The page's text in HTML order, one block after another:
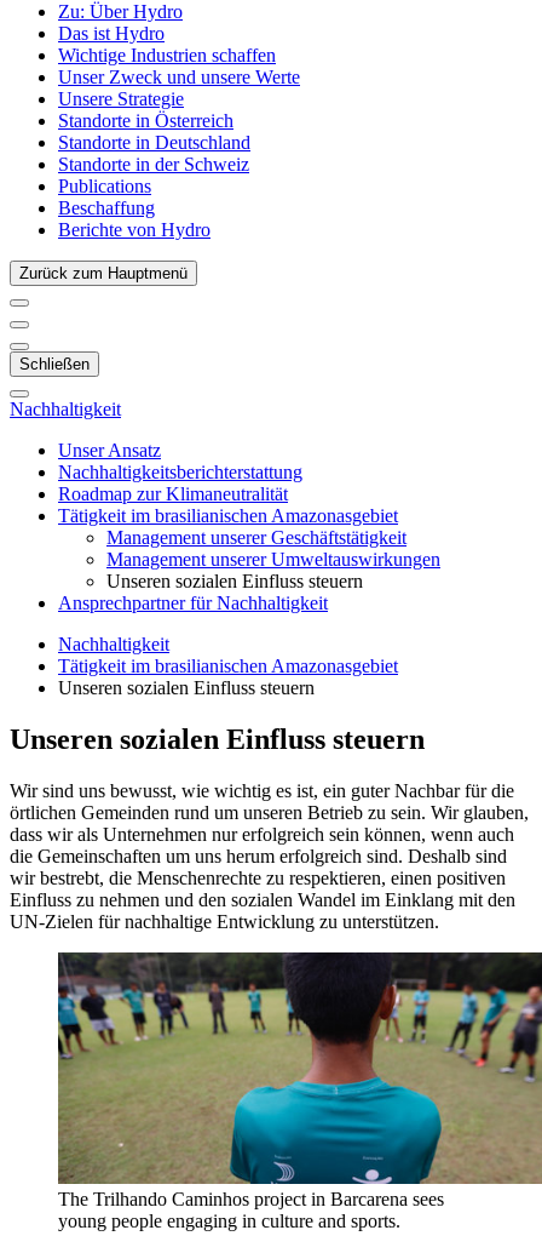
Zu: Über Hydro
Das ist Hydro
Wichtige Industrien schaffen
Unser Zweck und unsere Werte
Unsere Strategie
Standorte in Österreich
Standorte in Deutschland
Standorte in der Schweiz
Publications
Beschaffung
Berichte von Hydro
Zurück zum Hauptmenü
Schließen
Nachhaltigkeit
Unser Ansatz
Nachhaltigkeitsberichterstattung
Roadmap zur Klimaneutralität
Tätigkeit im brasilianischen Amazonasgebiet
Management unserer Geschäftstätigkeit
Management unserer Umweltauswirkungen
Unseren sozialen Einfluss steuern
Ansprechpartner für Nachhaltigkeit
Nachhaltigkeit
Tätigkeit im brasilianischen Amazonasgebiet
Unseren sozialen Einfluss steuern
Unseren sozialen Einfluss steuern
Wir sind uns bewusst, wie wichtig es ist, ein guter Nachbar für die
örtlichen Gemeinden rund um unseren Betrieb zu sein. Wir glauben,
dass wir als Unternehmen nur erfolgreich sein können, wenn auch
die Gemeinschaften um uns herum erfolgreich sind. Deshalb sind
wir bestrebt, die Menschenrechte zu respektieren, einen positiven
Einfluss zu nehmen und den sozialen Wandel im Einklang mit den
UN-Zielen für nachhaltige Entwicklung zu unterstützen.
The Trilhando Caminhos project in Barcarena sees
young people engaging in culture and sports.